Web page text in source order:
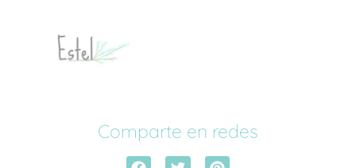
Comparte en redes